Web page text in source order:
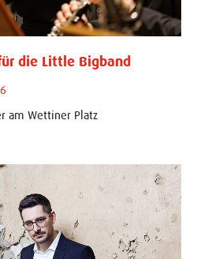
die Little Bigband
am Wettiner Platz